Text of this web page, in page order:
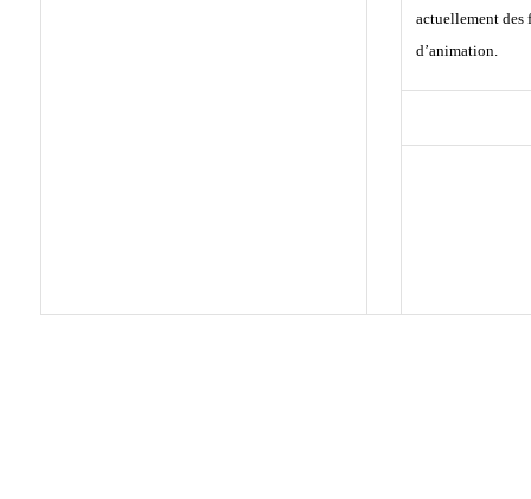
actuellement des
d’animation.